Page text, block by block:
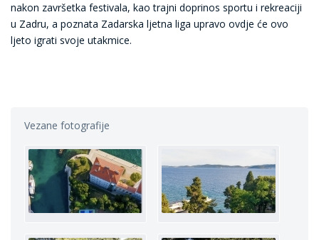
nakon završetka festivala, kao trajni doprinos sportu i rekreaciji
u Zadru, a poznata Zadarska ljetna liga upravo ovdje će ovo
ljeto igrati svoje utakmice.
Vezane fotografije